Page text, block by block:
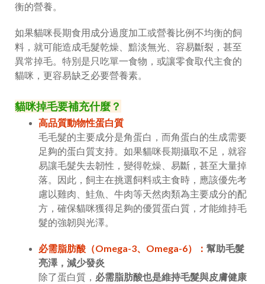
衡的營養。
如果貓咪長期食用成分過度加工或營養比例不均衡的飼
料，就可能造成毛髮乾燥、黯淡無光、容易斷裂，甚至
異常掉毛。特別是只吃單一食物，或讓零食取代主食的
貓咪，更容易缺乏必要營養素。
貓咪掉毛要補充什麼？
高品質動物性蛋白質
毛毛髮的主要成分是角蛋白，而角蛋白的生成需要
足夠的蛋白質支持。如果貓咪長期攝取不足，就容
易讓毛髮失去韌性，變得乾燥、易斷，甚至大量掉
落。因此，飼主在挑選飼料或主食時，應該優先考
慮以雞肉、鮭魚、牛肉等天然肉類為主要成分的配
方，確保貓咪獲得足夠的優質蛋白質，才能維持毛
髮的強韌與光澤。
必需脂肪酸（Omega-3、Omega-6）： 幫助毛髮
亮澤，減少發炎
除了蛋白質， 必需脂肪酸也是維持毛髮與皮膚健康